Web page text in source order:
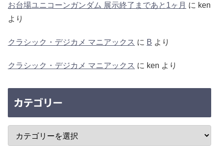
お台場ユニコーンガンダム 展示終了まであと1ヶ月 に ken
より
クラシック・デジカメ マニアックス に B より
クラシック・デジカメ マニアックス に ken より
カテゴリー